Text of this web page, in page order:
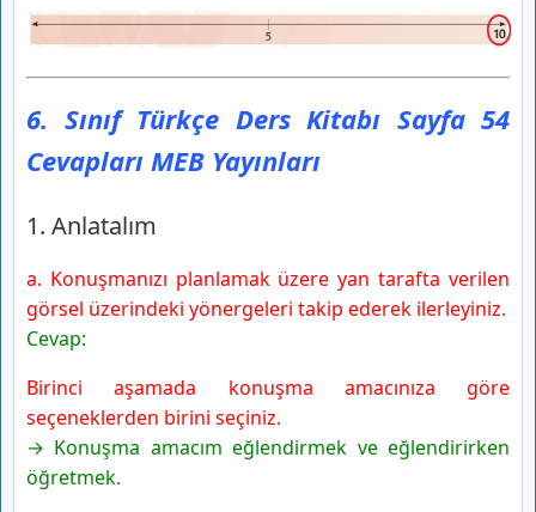
6. Sınıf Türkçe Ders Kitabı Sayfa 54
Cevapları MEB Yayınları
1. Anlatalım
a. Konuşmanızı planlamak üzere yan tarafta verilen
görsel üzerindeki yönergeleri takip ederek ilerleyiniz.
Cevap:
Birinci aşamada konuşma amacınıza göre
seçeneklerden birini seçiniz.
→ Konuşma amacım eğlendirmek ve eğlendirirken
öğretmek.